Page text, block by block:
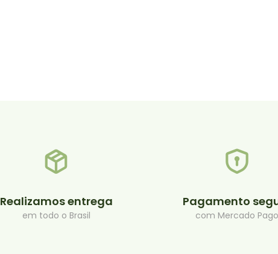
Realizamos entrega
em todo o Brasil
Pagamento
com Mercado Pago